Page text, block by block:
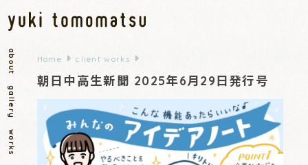
about
gallery
works
Home client works
朝日中高生新聞 2025年6月29日発行号